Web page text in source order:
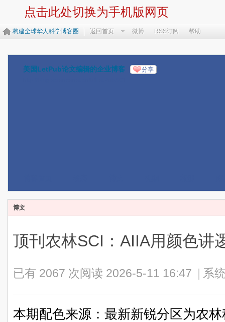
点击此处切换为手机版网页
构建全球华人科学博客圈 返回首页 微博 RSS订阅 帮助
美国LetPub论文编辑的企业博客 分享
博文
顶刊农林SCI：AIIA用颜色讲
已有 2067 次阅读 2026-5-11 16:47 系
本期配色来源：最新新锐分区为农